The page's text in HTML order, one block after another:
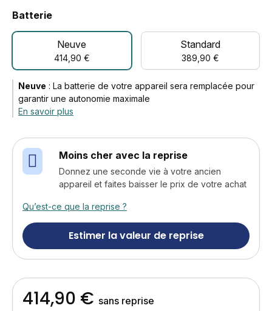
Batterie
Neuve
414,90 €
Standard
389,90 €
Neuve : La batterie de votre appareil sera remplacée pour
garantir une autonomie maximale
En savoir plus
Moins cher avec la reprise
Donnez une seconde vie à votre ancien
appareil et faites baisser le prix de votre achat
Qu’est-ce que la reprise ?
Estimer la valeur de reprise
414,90 € sans reprise